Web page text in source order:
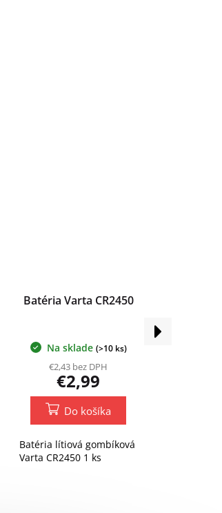
Batéria Varta CR2450
Na sklade (>10 ks)
€2,43 bez DPH
€2,99
Do košíka
Batéria lítiová gombíková
Varta CR2450 1 ks